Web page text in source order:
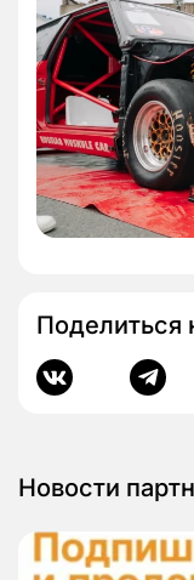
Поделиться
Новости